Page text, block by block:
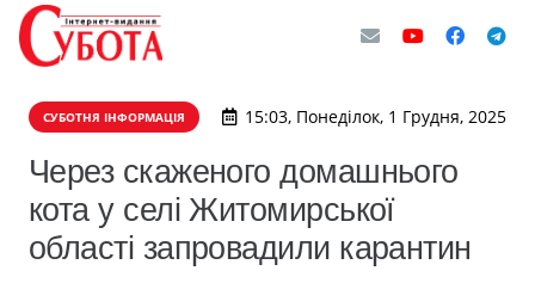
СУБОТНЯ ІНФОРМАЦІЯ 15:03, Понеділок, 1 Грудня, 2025
Через скаженого домашнього
кота у селі Житомирської
області запровадили карантин